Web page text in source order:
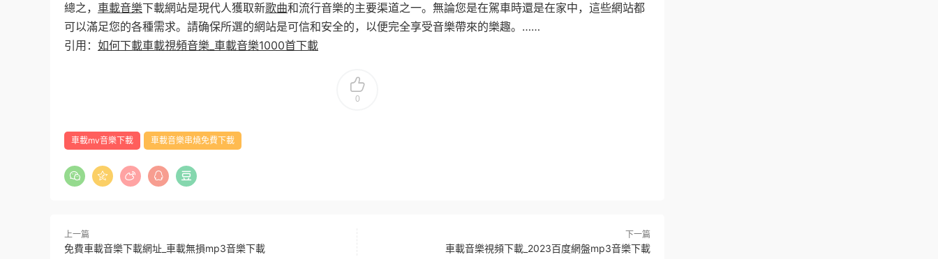
總之， 車載音樂下載網站是現代人獲取新歌曲和流行音樂的主要渠道之一。無論您是在駕車時還是在家中，這些網站都
可以滿足您的各種需求。請确保所選的網站是可信和安全的，以便完全享受音樂帶來的樂趣。……
引用： 如何下載車載視頻音樂_車載音樂1000首下載
0
車載mv音樂下載 車載音樂串燒免費下載
上一篇
免費車載音樂下載網址_車載無損mp3音樂下載
下一篇
車載音樂視頻下載_2023百度網盤mp3音樂下載